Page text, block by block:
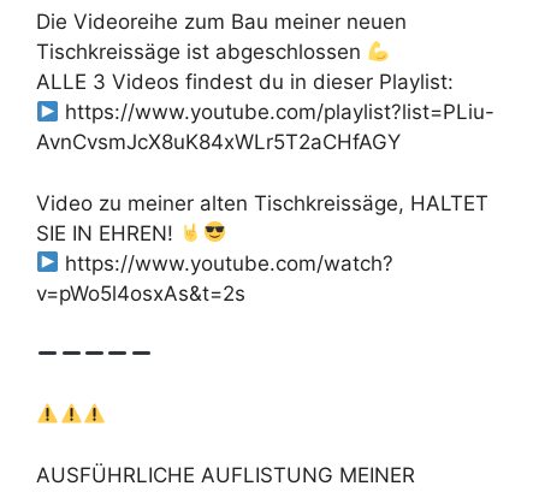
Die Videoreihe zum Bau meiner neuen
Tischkreissäge ist abgeschlossen
ALLE 3 Videos findest du in dieser Playlist:
https://www.youtube.com/playlist?list=PLiu-
AvnCvsmJcX8uK84xWLr5T2aCHfAGY
Video zu meiner alten Tischkreissäge, HALTET
SIE IN EHREN!
https://www.youtube.com/watch?
v=pWo5l4osxAs&t=2s
AUSFÜHRLICHE AUFLISTUNG MEINER